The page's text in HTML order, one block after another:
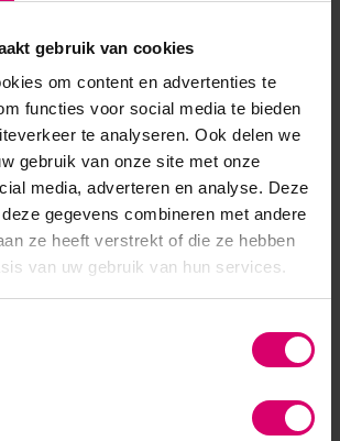
gebruik van cookies
om content en advertenties te
functies voor social media te bieden
te analyseren. Ook delen we
gebruik van onze site met onze
media, adverteren en analyse. Deze
gegevens combineren met andere
ze heeft verstrekt of die ze hebben
van uw gebruik van hun services.
459077